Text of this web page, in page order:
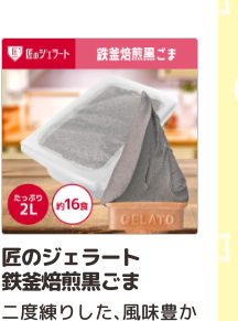
匠のジェラート
鉄釜焙煎黒ごま
二度練りした、風味豊か